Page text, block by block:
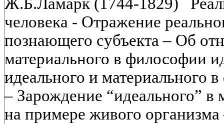
человека - Отражение
познающего субъекта – Об
материального в философии
идеального и материального
– Зарождение “идеального” в
на примере живого